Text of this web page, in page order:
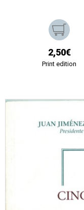
2,50€
Print edition